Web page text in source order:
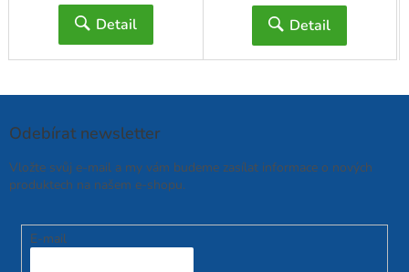
Detail Detail
Odebírat newsletter
Vložte svůj e-mail a my vám budeme zasílat informace o nových
produktech na našem e-shopu.
E-mail